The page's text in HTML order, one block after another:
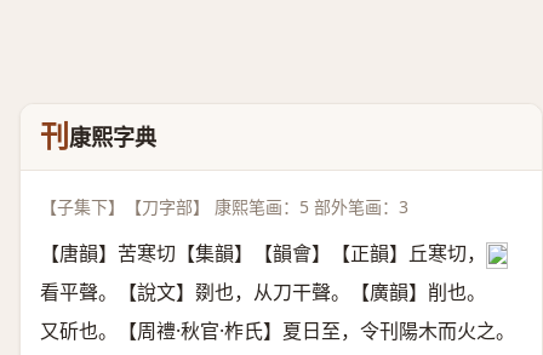
刊 康熙字典
【子集下】【刀字部】 康熙笔画：5 部外笔画：3
【唐韻】苦寒切【集韻】【韻會】【正韻】丘寒切， 𠀤
看平聲。【說文】剟也，从刀干聲。【廣韻】削也。
又斫也。【周禮·秋官·柞氏】夏日至，令刊陽木而火之。